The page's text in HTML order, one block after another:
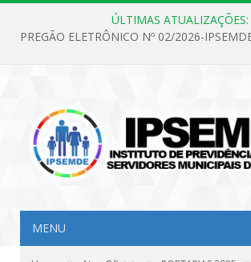
ÚLTIMAS ATUALIZAÇÕES:
MENU